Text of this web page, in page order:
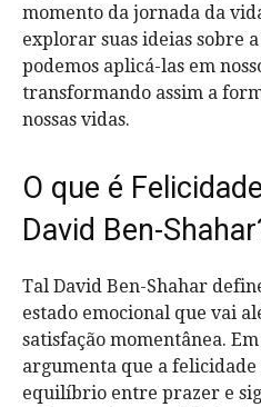
momento da jornada da
explorar suas ideias sobre
podemos aplicá-las em
transformando assim a
nossas vidas.
O que é
David Ben-
Tal David Ben-Shahar
estado emocional que vai
satisfação momentânea.
argumenta que a
equilíbrio entre prazer e